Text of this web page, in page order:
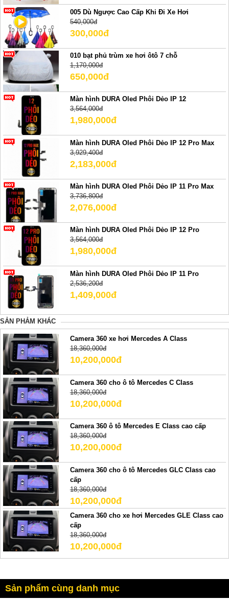
005 Dù Ngược Cao Cấp Khi Đi Xe Hơi
540,000đ
300,000đ
010 bạt phủ trùm xe hơi ôtô 7 chỗ
1,170,000đ
650,000đ
Màn hình DURA Oled Phôi Dẻo IP 12
3,564,000đ
1,980,000đ
Màn hình DURA Oled Phôi Dẻo IP 12 Pro Max
3,929,400đ
2,183,000đ
Màn hình DURA Oled Phôi Dẻo IP 11 Pro Max
3,736,800đ
2,076,000đ
Màn hình DURA Oled Phôi Dẻo IP 12 Pro
3,564,000đ
1,980,000đ
Màn hình DURA Oled Phôi Dẻo IP 11 Pro
2,536,200đ
1,409,000đ
SẢN PHẢM KHÁC
Camera 360 xe hơi Mercedes A Class
18,360,000đ
10,200,000đ
Camera 360 cho ô tô Mercedes C Class
18,360,000đ
10,200,000đ
Camera 360 ô tô Mercedes E Class cao cấp
18,360,000đ
10,200,000đ
Camera 360 cho ô tô Mercedes GLC Class cao
cấp
18,360,000đ
10,200,000đ
Camera 360 cho xe hơi Mercedes GLE Class cao
cấp
18,360,000đ
10,200,000đ
Sản phẩm cùng danh mục